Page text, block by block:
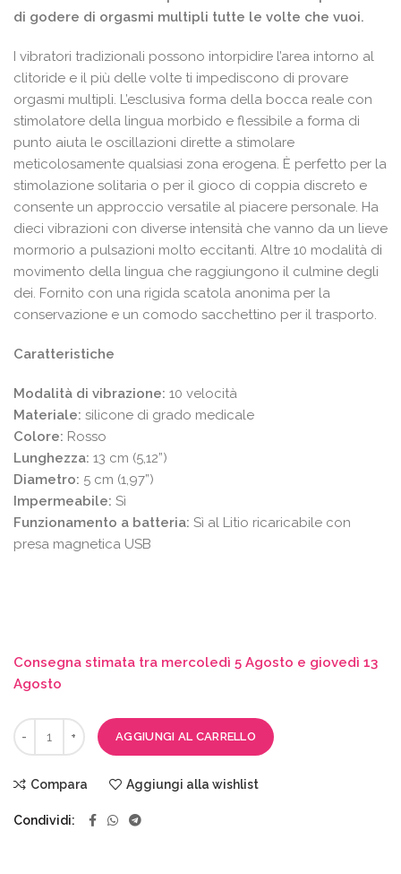
era:
è:
di godere di orgasmi multipli tutte le volte che vuoi.
I vibratori tradizionali possono intorpidire l’area intorno al
clitoride e il più delle volte ti impediscono di provare
orgasmi multipli. L’esclusiva forma della bocca reale con
stimolatore della lingua morbido e flessibile a forma di
punto aiuta le oscillazioni dirette a stimolare
meticolosamente qualsiasi zona erogena. È perfetto per la
stimolazione solitaria o per il gioco di coppia discreto e
consente un approccio versatile al piacere personale. Ha
dieci vibrazioni con diverse intensità che vanno da un lieve
mormorio a pulsazioni molto eccitanti. Altre 10 modalità di
movimento della lingua che raggiungono il culmine degli
dei. Fornito con una rigida scatola anonima per la
conservazione e un comodo sacchettino per il trasporto.
Caratteristiche
Modalità di vibrazione: 10 velocità
Materiale: silicone di grado medicale
Colore: Rosso
Lunghezza: 13 cm (5,12”)
Diametro: 5 cm (1,97”)
Impermeabile: Sì
Funzionamento a batteria: Sì al Litio ricaricabile con
presa magnetica USB
Consegna stimata tra mercoledì 5 Agosto e giovedì 13
Agosto
AGGIUNGI AL CARRELLO
Compara Aggiungi alla wishlist
Condividi